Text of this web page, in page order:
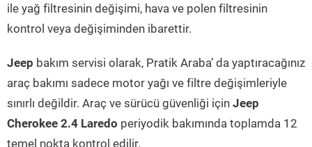
ile yağ filtresinin değişimi, hava ve polen filtresinin
kontrol veya değişiminden ibarettir.
Jeep bakım servisi olarak, Pratik Araba’ da yaptıracağınız
araç bakımı sadece motor yağı ve filtre değişimleriyle
sınırlı değildir. Araç ve sürücü güvenliği için Jeep
Cherokee 2.4 Laredo periyodik bakımında toplamda 12
temel nokta kontrol edilir.